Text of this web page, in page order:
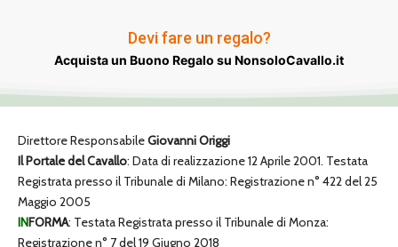
Devi fare un regalo?
Acquista un Buono Regalo su NonsoloCavallo.it
Direttore ResponsabileGiovanni Origgi
Il Portale del Cavallo: Data di realizzazione 12 Aprile 2001. Testata
Registrata presso il Tribunale di Milano: Registrazione n° 422 del 25
Maggio 2005
INFORMA: Testata Registrata presso il Tribunale di Monza:
Registrazione n° 7 del 19 Giugno 2018